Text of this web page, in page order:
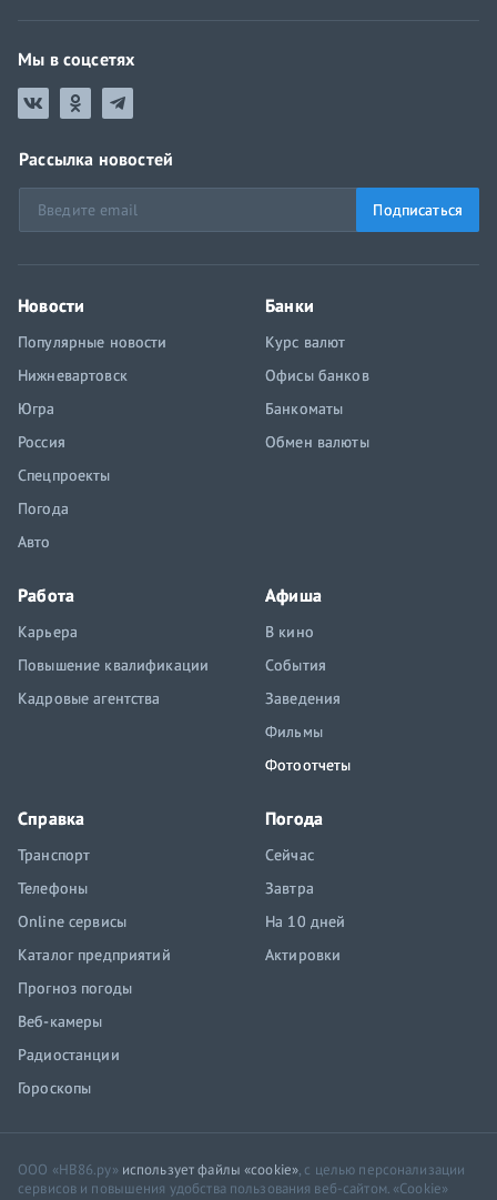
Мы в соцсетях
Рассылка новостей
Подписаться
Новости
Популярные новости
Нижневартовск
Югра
Россия
Спецпроекты
Погода
Авто
Банки
Курс валют
Офисы банков
Банкоматы
Обмен валюты
Работа
Карьера
Повышение квалификации
Кадровые агентства
Афиша
В кино
События
Заведения
Фильмы
Фотоотчеты
Справка
Транспорт
Телефоны
Online сервисы
Каталог предприятий
Прогноз погоды
Веб-камеры
Радиостанции
Гороскопы
Погода
Сейчас
Завтра
На 10 дней
Актировки
ООО «НВ86.ру» использует файлы «cookie», с целью персонализации
сервисов и повышения удобства пользования веб-сайтом. «Cookie»